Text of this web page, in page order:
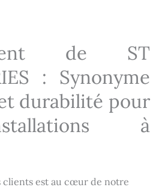
de ST
: Synonyme
durabilité pour
à
clients est au cœur de notre